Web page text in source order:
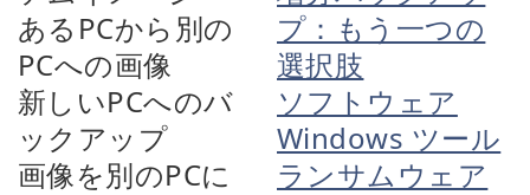
あるPCから別の
PCへの画像
新しいPCへのバ
ックアップ
画像を別のPCに
プ：もう一つの
選択肢
ソフトウェア
Windows ツール
ランサムウェア